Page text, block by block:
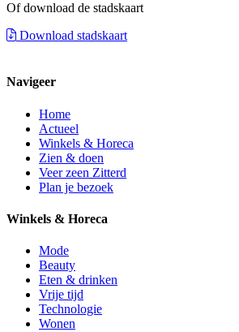
Of download de stadskaart
Download stadskaart
Navigeer
Home
Actueel
Winkels & Horeca
Zien & doen
Veer zeen Zitterd
Plan je bezoek
Winkels & Horeca
Mode
Beauty
Eten & drinken
Vrije tijd
Technologie
Wonen